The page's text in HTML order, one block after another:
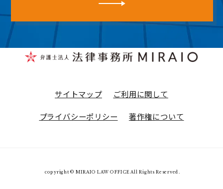
サイトマップ ご利用に関して
プライバシーポリシー 著作権について
copyright © MIRAIO LAW OFFICE All Rights Reserved.